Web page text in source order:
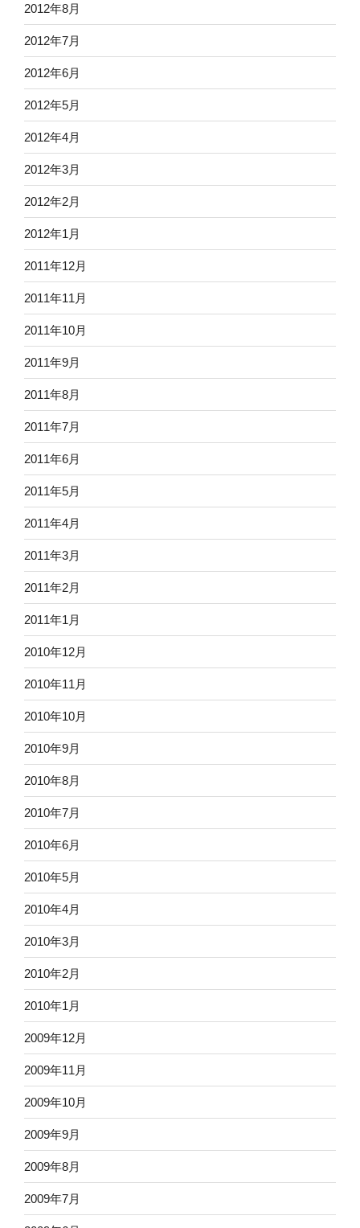
2012年8月
2012年7月
2012年6月
2012年5月
2012年4月
2012年3月
2012年2月
2012年1月
2011年12月
2011年11月
2011年10月
2011年9月
2011年8月
2011年7月
2011年6月
2011年5月
2011年4月
2011年3月
2011年2月
2011年1月
2010年12月
2010年11月
2010年10月
2010年9月
2010年8月
2010年7月
2010年6月
2010年5月
2010年4月
2010年3月
2010年2月
2010年1月
2009年12月
2009年11月
2009年10月
2009年9月
2009年8月
2009年7月